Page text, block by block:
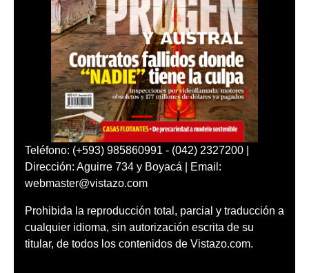
Teléfono: (+593) 985860991 - (042) 2327200 |
Dirección: Aguirre 734 y Boyacá | Email:
webmaster@vistazo.com
Prohibida la reproducción total, parcial y traducción a
cualquier idioma, sin autorización escrita de su
titular, de todos los contenidos de Vistazo.com.